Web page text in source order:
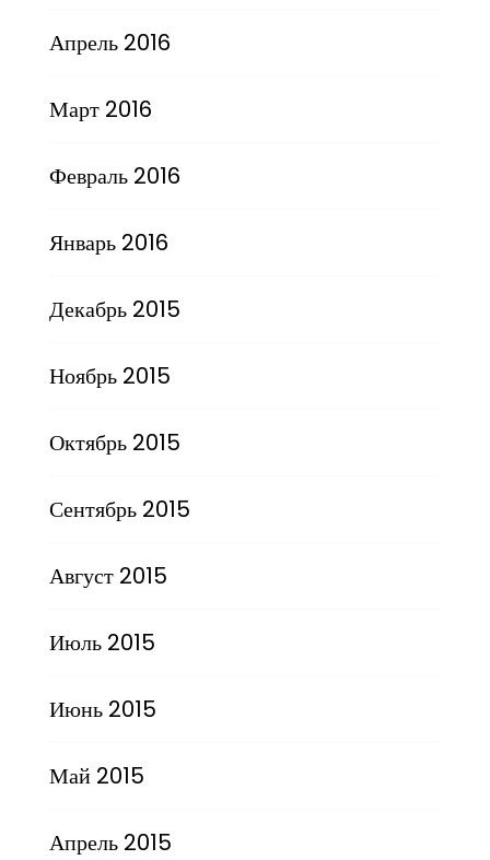
Апрель 2016
Март 2016
Февраль 2016
Январь 2016
Декабрь 2015
Ноябрь 2015
Октябрь 2015
Сентябрь 2015
Август 2015
Июль 2015
Июнь 2015
Май 2015
Апрель 2015